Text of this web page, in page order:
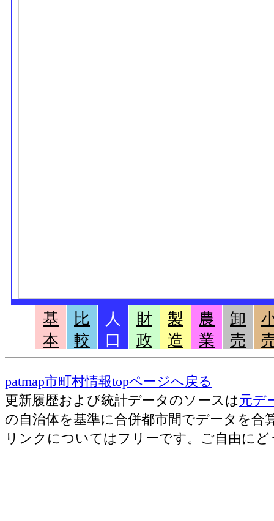
基
本
比
較
人
口
財
政
製
造
農
業
卸
売
patmap市町村情報topページへ戻る
更新履歴および統計データのソースは元デ
の自治体を基準に合併都市間でデータを合
リンクについてはフリーです。ご自由にど